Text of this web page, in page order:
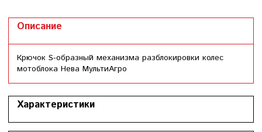
Описание
Крючок S-образный механизма разблокировки колес
мотоблока Нева МультиАгро
Характеристики